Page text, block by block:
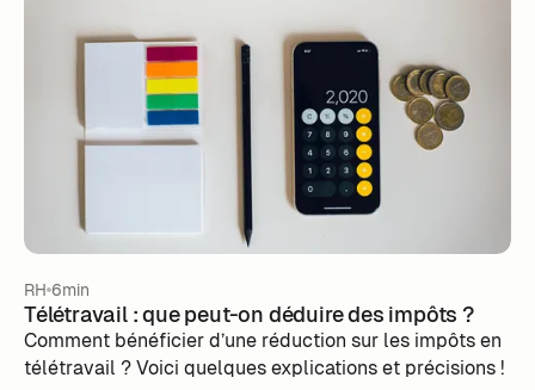
RH 6min
Télétravail : que peut-on déduire des impôts ?
Comment bénéficier d’une réduction sur les impôts en
télétravail ? Voici quelques explications et précisions !